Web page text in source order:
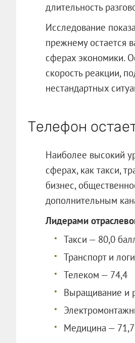
длительность
Исследование
прежнему остается
сферах экономики.
скорость реакции,
нестандартных
Телефон
Наиболее высокий
сферах, как такси,
бизнес,
дополнительным
Лидерами
Такси — 80,0
Транспорт и
Телеком — 74,4
Выращивание и
Медицина — 71,7